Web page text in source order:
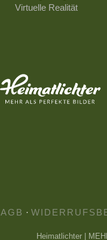
Virtuelle Realität
AGB ·
Heimatlichter |